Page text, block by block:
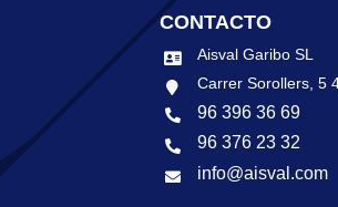
CONTACTO
Aisval Garibo SL
Carrer Sorollers, 5
96 396 36 69
96 376 23 32
info@aisval.com